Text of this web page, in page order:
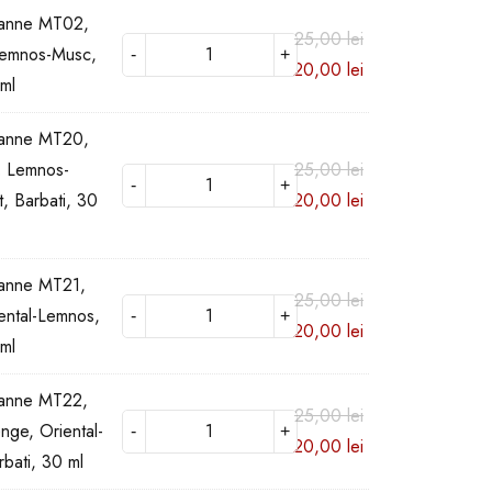
MT02,
Musc,
25,00lei
20,00 lei
MT20,
Barbati, 30
25,00lei
20,00 lei
MT21,
Lemnos,
25,00lei
20,00 lei
MT22,
Oriental-
30 ml
25,00lei
20,00 lei